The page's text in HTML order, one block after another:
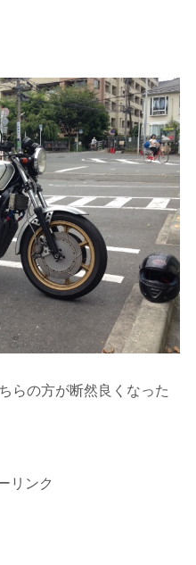
らの方が断然良くなった
リンク